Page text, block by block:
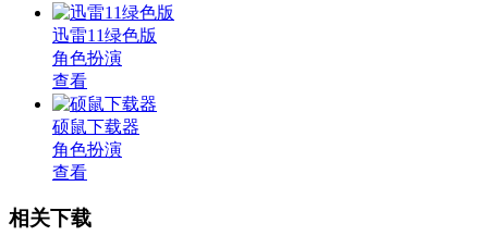
迅雷11绿色版
角色扮演
查看
硕鼠下载器
角色扮演
查看
相关下载